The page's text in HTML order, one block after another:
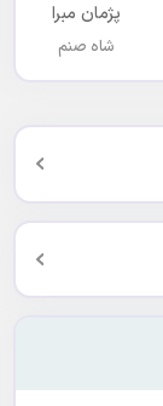
پژمان مبرا
شاه صنم